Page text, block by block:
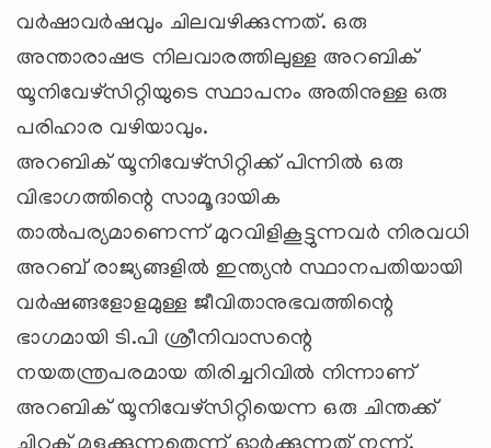
വര്‍ഷാവര്‍ഷവും ചിലവഴിക്കുന്നത്. ഒരു
അന്താരാഷട്ര നിലവാരത്തിലുള്ള അറബിക്
യൂനിവേഴ്‌സിറ്റിയുടെ സ്ഥാപനം അതിനുള്ള ഒരു
പരിഹാര വഴിയാവും.
അറബിക് യൂനിവേഴ്‌സിറ്റിക്ക് പിന്നില്‍ ഒരു
വിഭാഗത്തിന്റെ സാമൂദായിക
താല്‍പര്യമാണെന്ന് മുറവിളികൂട്ടുന്നവര്‍ നിരവധി
അറബ് രാജ്യങ്ങളില്‍ ഇന്ത്യന്‍ സ്ഥാനപതിയായി
വര്‍ഷങ്ങളോളമുള്ള ജീവിതാനുഭവത്തിന്റെ
ഭാഗമായി ടി.പി ശ്രീനിവാസന്റെ
നയതന്ത്രപരമായ തിരിച്ചറിവില്‍ നിന്നാണ്
അറബിക് യൂനിവേഴ്‌സിറ്റിയെന്ന ഒരു ചിന്തക്ക്